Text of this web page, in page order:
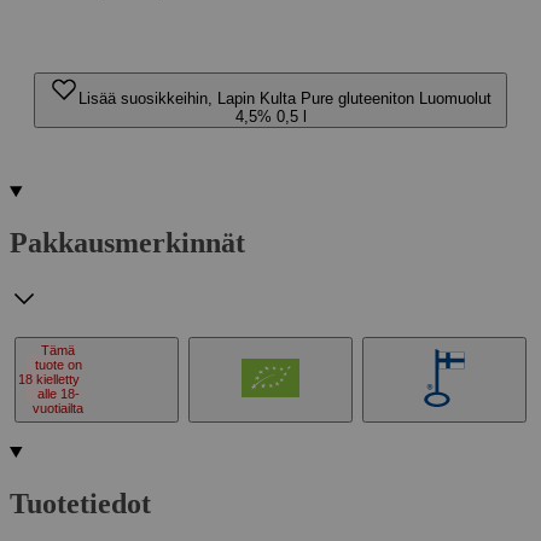
Lisää suosikkeihin, Lapin Kulta Pure gluteeniton Luomuolut
4,5% 0,5 l
Pakkausmerkinnät
18
Tämä
tuote on
kielletty
alle 18-
vuotiailta
Tuotetiedot